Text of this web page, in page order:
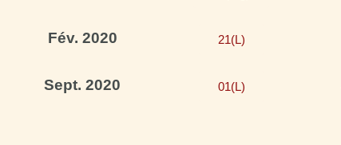
Fév. 2020 21(L)
Sept. 2020 01(L)